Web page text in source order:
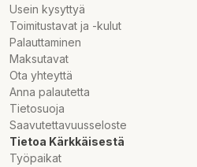
Usein kysyttyä
Toimitustavat ja -kulut
Palauttaminen
Maksutavat
Ota yhteyttä
Anna palautetta
Tietosuoja
Saavutettavuusseloste
Tietoa Kärkkäisestä
Työpaikat